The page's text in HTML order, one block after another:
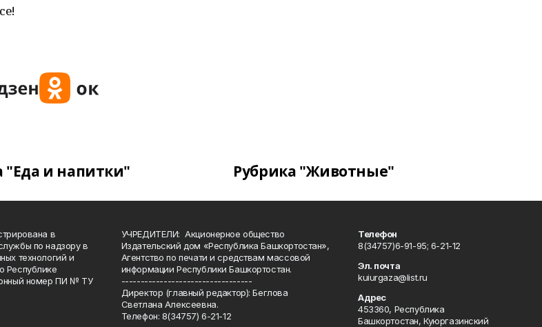
"Еда и напитки" Рубрика "Животные"
в
по надзору в
технологий и
Республике
номер ПИ № ТУ
УЧРЕДИТЕЛИ: Акционерное общество
Издательский дом «Республика Башкортостан»,
Агентство по печати и средствам массовой
информации Республики Башкортостан.
----------------------------------
Директор (главный редактор): Беглова
Светлана Алексеевна.
Телефон: 8(34757) 6-21-12
Телефон
8(34757)6-91-95; 6-21-12
Эл. почта
kuiurgaza@list.ru
Адрес
453360, Республика
Башкортостан, Куюргазинский